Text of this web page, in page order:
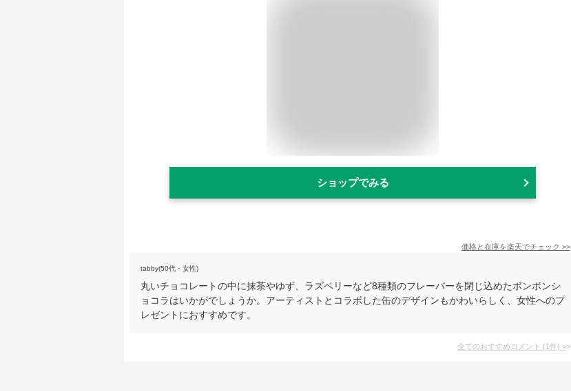
ショップでみる
価格と在庫を楽天でチェック >>
tabby(50代・女性)
丸いチョコレートの中に抹茶やゆず、ラズベリーなど8種類のフレーバーを閉じ込めたボンボンシ
ョコラはいかがでしょうか。アーティストとコラボした缶のデザインもかわいらしく、女性へのプ
レゼントにおすすめです。
全てのおすすめコメント (1件) >